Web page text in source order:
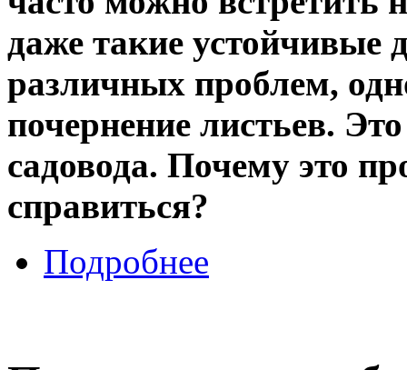
даже такие устойчивые
различных проблем,
почернение листьев.
садовода. Почему это
справиться?
Подробнее